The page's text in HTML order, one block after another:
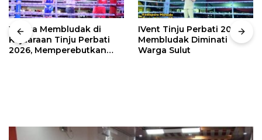
Warga Membludak di
Kejuaraan Tinju Perbati
2026, Memperebutkan
IVent Tinju Perbati 2026
Membludak Diminati
Warga Sulut